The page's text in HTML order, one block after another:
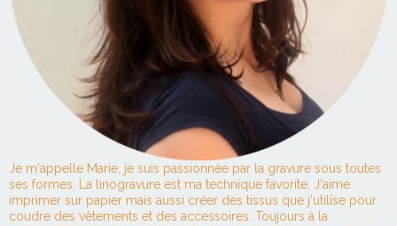
Je m'appelle Marie, je suis passionnée par la gravure sous toutes
ses formes. La linogravure est ma technique favorite. J'aime
imprimer sur papier mais aussi créer des tissus que j'utilise pour
coudre des vêtements et des accessoires. Toujours à la